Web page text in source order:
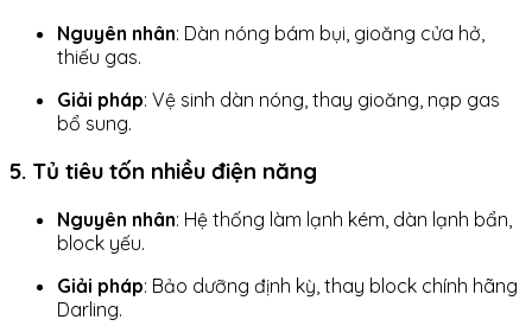
Nguyên nhân: Dàn nóng bám bụi, gioăng cửa hở,
thiếu gas.
Giải pháp: Vệ sinh dàn nóng, thay gioăng, nạp gas
bổ sung.
5. Tủ tiêu tốn nhiều điện năng
Nguyên nhân: Hệ thống làm lạnh kém, dàn lạnh bẩn,
block yếu.
Giải pháp: Bảo dưỡng định kỳ, thay block chính hãng
Darling.